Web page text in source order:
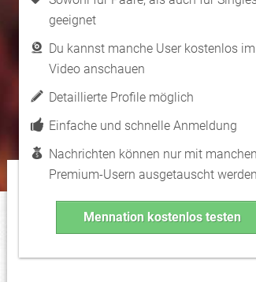
geeignet
Du kannst manche User kostenlos
Video anschauen
Detaillierte Profile möglich
Einfache und schnelle Anmeldung
Nachrichten können nur mit manchen
Premium-Usern ausgetauscht werden
Mennation kostenlos testen